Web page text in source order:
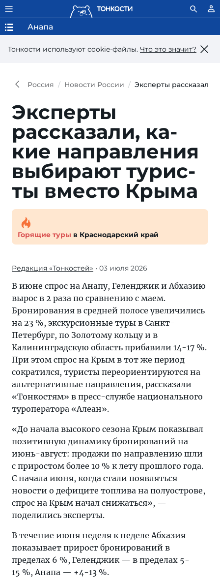
Тонкости используют сookie-файлы. Что это значит?
Анапа
Россия Новости России Эксперты
Эксперты
рассказали, ка­
кие на­прав­ле­ния
вы­би­ра­ют ту­рис­
ты вмес­то Крыма
Горящие туры в Краснодарский край
Редакция «Тонкостей» • 03 июля 2026
В июне спрос на Анапу, Геленджик и Абхазию
вырос в 2 раза по сравнению с маем.
Бронирования в средней полосе увеличились
на 23 %, экскурсионные туры в Санкт-
Петербург, по Золотому кольцу и в
Калининградскую область прибавили 14-17 %.
При этом спрос на Крым в тот же период
сократился, туристы переориентируются на
альтернативные направления, рассказали
«Тонкостям» в пресс-службе национального
туроператора «Алеан».
«До начала высокого сезона Крым показывал
позитивную динамику бронирований на
июнь-август: продажи по направлению шли
с приростом более 10 % к лету прошлого года.
С начала июня, когда стали появляться
новости о дефиците топлива на полуострове,
спрос на Крым начал снижаться», —
поделились эксперты.
В течение июня неделя к неделе Абхазия
показывает прирост бронирований в
пределах 6 %, Геленджик — в пределах 5-
15 %, Анапа — +4-13 %.